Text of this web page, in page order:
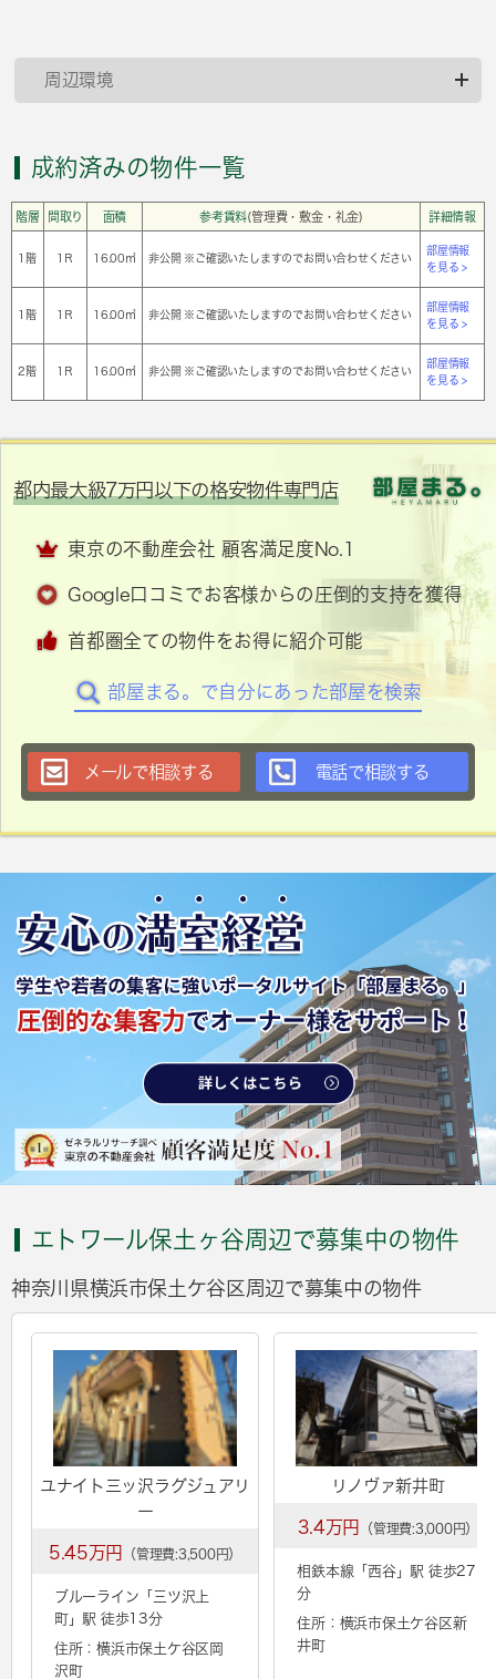
周辺環境
成約済みの物件一覧
階層 間取り 面積 参考賃料(管理費・敷金・礼金) 詳細情報
1階 1Ｒ 16.00㎡ 非公開 ※ご確認いたしますのでお問い合わせください
部屋情報
を見る >
1階 1Ｒ 16.00㎡ 非公開 ※ご確認いたしますのでお問い合わせください
部屋情報
を見る >
2階 1Ｒ 16.00㎡ 非公開 ※ご確認いたしますのでお問い合わせください
部屋情報
を見る >
都内最大級7万円以下の格安物件専門店
東京の不動産会社 顧客満足度No.1
Google口コミでお客様からの圧倒的支持を獲得
首都圏全ての物件をお得に紹介可能
部屋まる。で自分にあった部屋を検索
メールで相談する 電話で相談する
エトワール保土ヶ谷周辺で募集中の物件
神奈川県横浜市保土ケ谷区周辺で募集中の物件
ユナイト三ッ沢ラグジュアリ
ー
5.45万円 （管理費:3,500円）
ブルーライン「 三ツ沢上
町」駅 徒歩13分
住所：横浜市保土ケ谷区岡
沢町
リノヴァ新井町
3.4万円 （管理費:3,000円）
相鉄本線「西谷」駅 徒歩27
分
住所：横浜市保土ケ谷区新
井町